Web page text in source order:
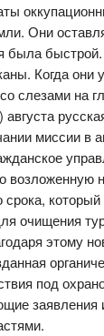
Они
была
Когда они
слезами на
миссии в
возложенную
срока,
очищения
этому
под